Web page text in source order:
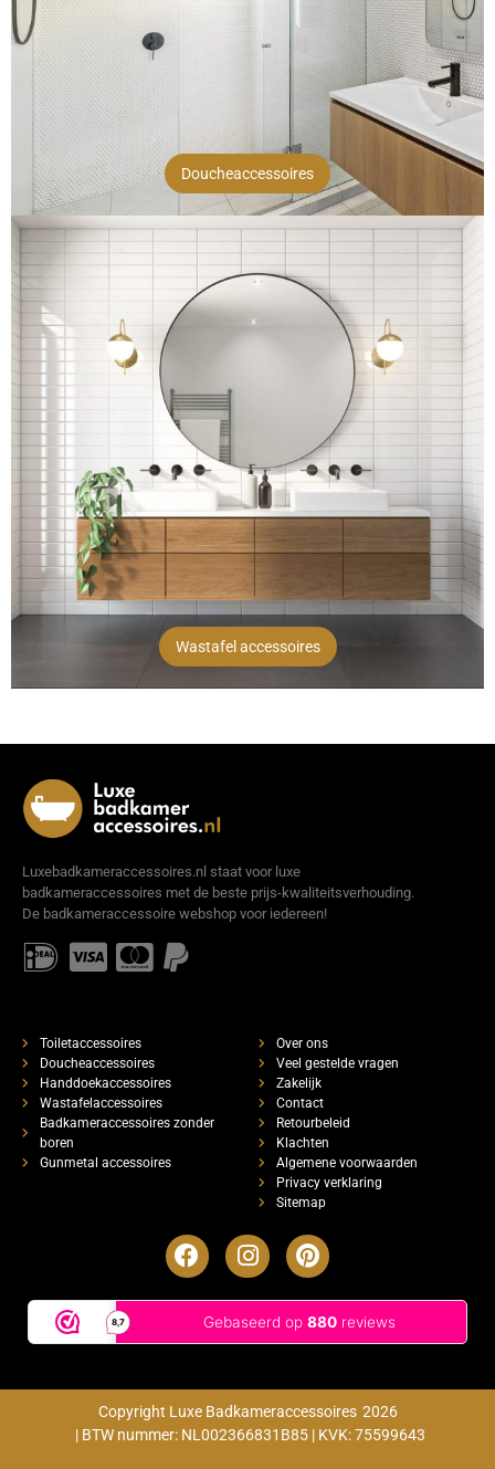
Doucheaccessoires
Wastafel accessoires
Luxebadkameraccessoires.nl staat voor luxe
badkameraccessoires met de beste prijs-kwaliteitsverhouding.
De badkameraccessoire webshop voor iedereen!
Toiletaccessoires
Doucheaccessoires
Handdoekaccessoires
Wastafelaccessoires
Badkameraccessoires zonder
boren
Gunmetal accessoires
Over ons
Veel gestelde vragen
Zakelijk
Contact
Retourbeleid
Klachten
Algemene voorwaarden
Privacy verklaring
Sitemap
Copyright Luxe Badkameraccessoires 2026
| BTW nummer: NL002366831B85 | KVK: 75599643